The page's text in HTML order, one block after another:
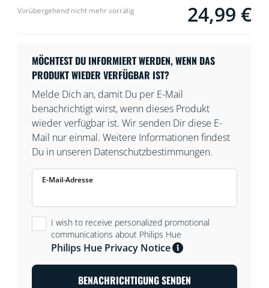
WiZ App oder per Sprachsteuerung gedimmt werden
Vorübergehend nicht mehr vorrätig Current price is
24,99 €
MÖCHTEST DU INFORMIERT WERDEN, WENN DAS
PRODUKT WIEDER VERFÜGBAR IST?
Melde Dich an, damit Du per E-Mail
benachrichtigt wirst, wenn dieses Produkt
wieder verfügbar ist. Wir senden Dir diese E-
Mail nur einmal. Weitere Informationen findest
Du in unseren Datenschutzbestimmungen.
E-Mail-Adresse
I wish to receive personalized promotional
communications about Philips Hue
Philips Hue Privacy Notice
BENACHRICHTIGUNG SENDEN